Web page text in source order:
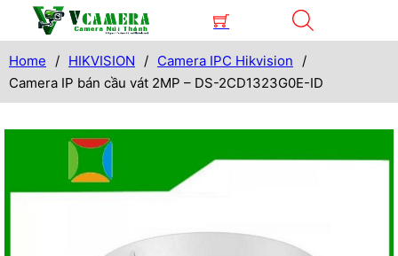
Home / HIKVISION / Camera IPC Hikvision
/
Camera IP bán cầu vát 2MP – DS-2CD1323G0E-ID